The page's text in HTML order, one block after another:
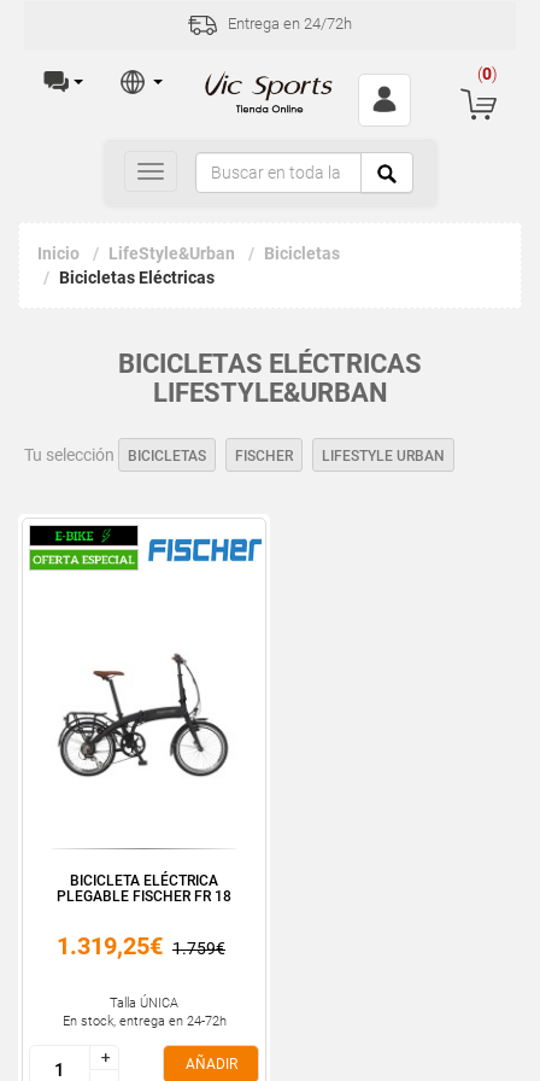
Entrega en 24/72h
(0)
Toggle
navigation
Inicio LifeStyle&Urban
Bicicletas
Bicicletas Eléctricas
BICICLETAS ELÉCTRICAS
LIFESTYLE&URBAN
Tu selección BICICLETAS FISCHER LIFESTYLE URBAN
BICICLETA ELÉCTRICA
PLEGABLE FISCHER FR 18
1.319,25€ 1.759€
Talla ÚNICA
En stock, entrega en 24-72h
+
+
AÑADIR